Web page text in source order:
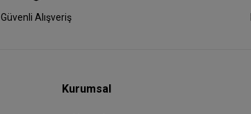
Güvenli Alışveriş
Kurumsal